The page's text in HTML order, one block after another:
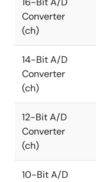
Converter
(ch)
14-Bit A/D
Converter
(ch)
12-Bit A/D
Converter
(ch)
10-Bit A/D